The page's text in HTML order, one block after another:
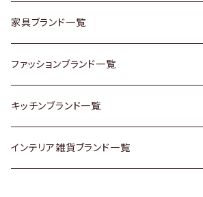
チェスト
その他家具
Vintageヴィンテージ / Antiqueアンティーク
Designers / デザイナーズ
靴
スカーフ
腕時計
Vintage / ヴィンテージ
Vintage / ヴィンテージ
銀製品
和物 / 作家物
その他キッチン雑貨
その他楽器
家具ブランド一覧
ACME Furniture / アクメ ファニチャー
ACTUS / アクタス
arflex / アルフレックス
ファッションブランド一覧
agnes b / アニエス ベー
BALLY / バリー
キッチンブランド一覧
ARABIA / アラビア
インテリア雑貨ブランド一覧